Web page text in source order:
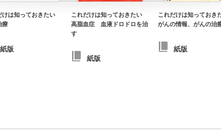
けは知っておきたい
療
紙版
これだけは知っておきたい
高脂血症 血液ドロドロを治
す
紙版
これだけは知ってお
がんの情報、がんの治
紙版